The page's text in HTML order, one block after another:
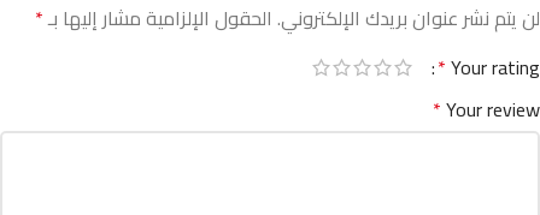
لن يتم نشر عنوان بريدك الإلكتروني. الحقول الإلزامية مشار إليها بـ*
Your rating
*
Your review
*